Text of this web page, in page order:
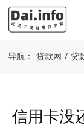
导航： 贷款网 / 贷
信用卡没